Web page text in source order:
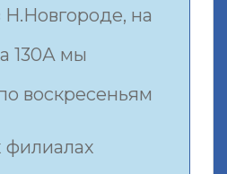
на
130А мы
воскресеньям
филиалах